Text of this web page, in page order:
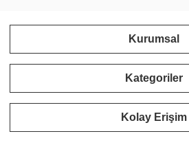
Kurumsal
Kategoriler
Kolay Erişim